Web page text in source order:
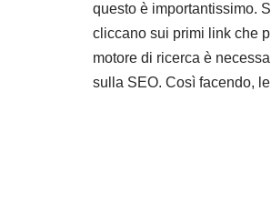
questo è importantissimo.
cliccano sui primi link che
motore di ricerca è
sulla SEO. Così facendo,